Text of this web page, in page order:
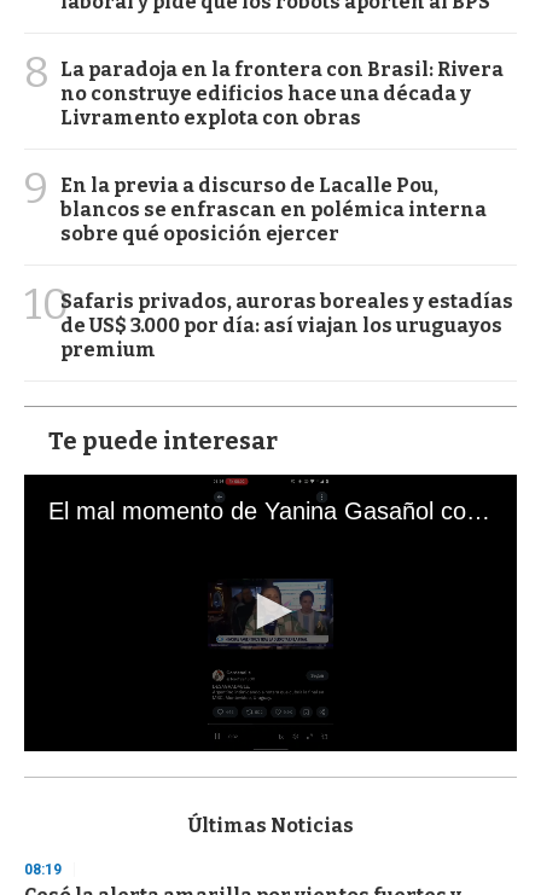
8
La paradoja en la frontera con Brasil: Rivera
no construye edificios hace una década y
Livramento explota con obras
9
En la previa a discurso de Lacalle Pou,
blancos se enfrascan en polémica interna
sobre qué oposición ejercer
10Safaris privados, auroras boreales y estadías
de US$ 3.000 por día: así viajan los uruguayos
premium
Te puede interesar
El mal momento de Yanina Gasañol con un hincha argentino en "Subrayado"
s
d
Últimas Noticias
08:19